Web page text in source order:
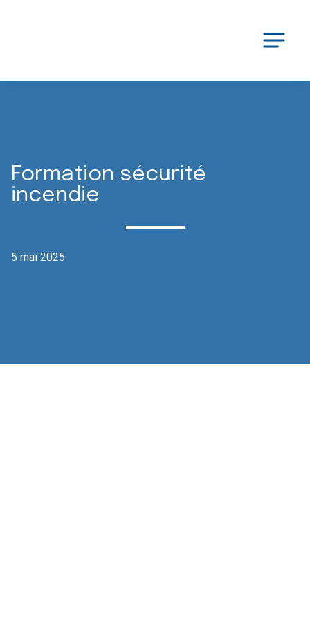
Formation sécurité
incendie
5 mai 2025